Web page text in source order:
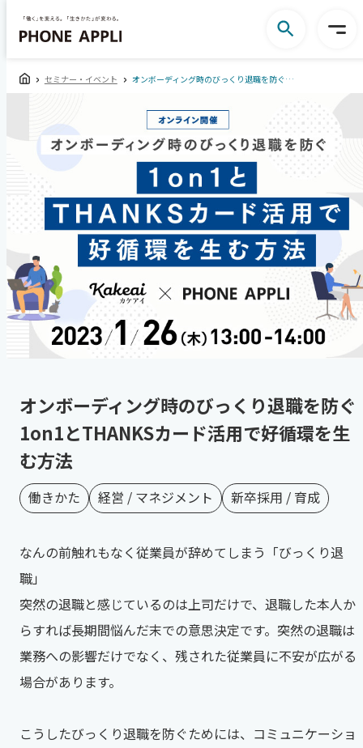
セミナー・イベント オンボーディング時のびっくり退職を防ぐ1on1とTHANKSカード活用で好循環を生む方法
オンボーディング時のびっくり退職を防ぐ
1on1とTHANKSカード活用で好循環を生
む方法
働きかた 経営 / マネジメント 新卒採用 / 育成
なんの前触れもなく従業員が辞めてしまう「びっくり退
職」
突然の退職と感じているのは上司だけで、退職した本人か
らすれば長期間悩んだ末での意思決定です。突然の退職は
業務への影響だけでなく、残された従業員に不安が広がる
場合があります。
こうしたびっくり退職を防ぐためには、コミュニケーショ